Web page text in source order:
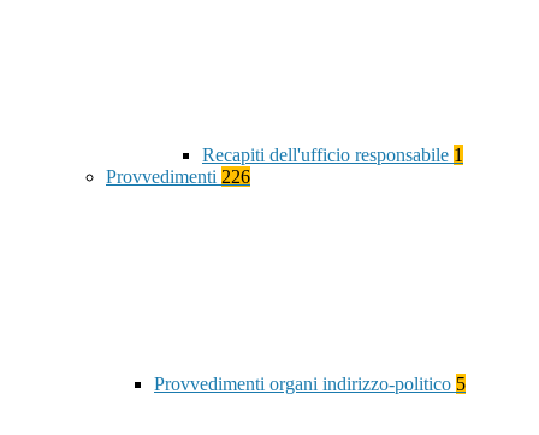
Recapiti dell'ufficio responsabile 1
Provvedimenti 226
Provvedimenti organi indirizzo-politico 5